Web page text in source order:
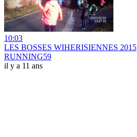
10:03
LES BOSSES WIHERISIENNES 2015
RUNNING59
il y a 11 ans